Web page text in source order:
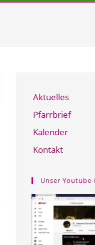
Aktuelles
Pfarrbrief
Kalender
Kontakt
Unser